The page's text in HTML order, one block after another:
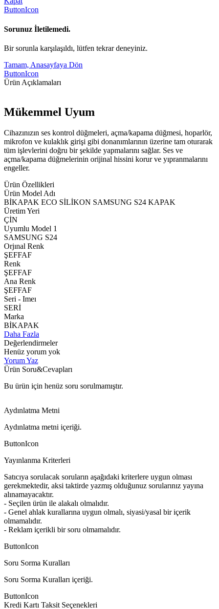
ButtonIcon
Sorunuz İletilemedi.
Bir sorunla karşılaşıldı, lütfen tekrar deneyiniz.
Tamam, Anasayfaya Dön
ButtonIcon
Ürün Açıklamaları
Mükemmel Uyum
Cihazınızın ses kontrol düğmeleri, açma/kapama düğmesi, hoparlör,
mikrofon ve kulaklık girişi gibi donanımlarının üzerine tam oturarak
tüm işlevlerini doğru bir şekilde yapmalarını sağlar. Ses ve
açma/kapama düğmelerinin orijinal hissini korur ve yıpranmalarını
engeller.
Ürün Özellikleri
Ürün Model Adı
BİKAPAK ECO SİLİKON SAMSUNG S24 KAPAK
Üretim Yeri
ÇİN
Uyumlu Model 1
SAMSUNG S24
Orjınal Renk
ŞEFFAF
Renk
ŞEFFAF
Ana Renk
ŞEFFAF
Seri - Imeı
SERİ
Marka
BİKAPAK
Daha Fazla
Değerlendirmeler
Henüz yorum yok
Yorum Yaz
Ürün Soru&Cevapları
Bu ürün için henüz soru sorulmamıştır.
Aydınlatma Metni
Aydınlatma metni içeriği.
ButtonIcon
Yayınlanma Kriterleri
Satıcıya sorulacak soruların aşağıdaki kriterlere uygun olması
gerekmektedir, aksi taktirde yazmış olduğunuz sorularınız yayına
alınamayacaktır.
- Seçilen ürün ile alakalı olmalıdır.
- Genel ahlak kurallarına uygun olmalı, siyasi/yasal bir içerik
olmamalıdır.
- Reklam içerikli bir soru olmamalıdır.
ButtonIcon
Soru Sorma Kuralları
Soru Sorma Kuralları içeriği.
ButtonIcon
Kredi Kartı Taksit Seçenekleri